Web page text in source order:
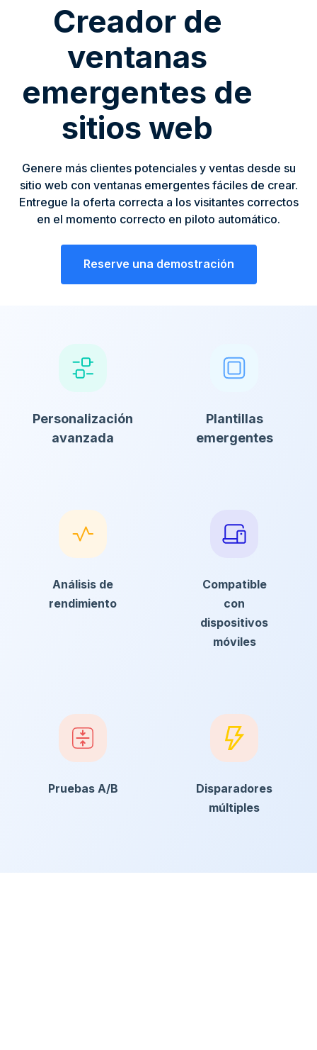
Creador de
ventanas
emergentes de
sitios web
Genere más clientes potenciales y ventas desde su
sitio web con ventanas emergentes fáciles de crear.
Entregue la oferta correcta a los visitantes correctos
en el momento correcto en piloto automático.
Reserve una demostración
Personalización
avanzada
Plantillas
emergentes
Análisis de
rendimiento
Compatible
con
dispositivos
móviles
Pruebas A/B
Disparadores
múltiples